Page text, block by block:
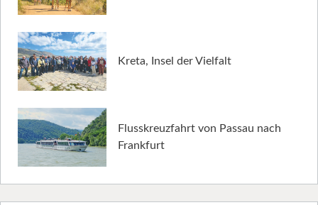
Kreta, Insel der Vielfalt
Flusskreuzfahrt von Passau nach
Frankfurt